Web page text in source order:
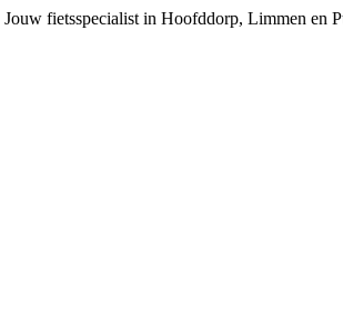
Jouw fietsspecialist in Hoofddorp, Limmen en